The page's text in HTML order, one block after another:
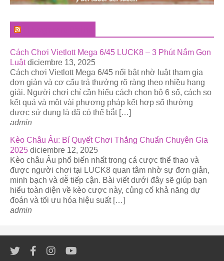
Cách Chơi Vietlott Mega 6/45 LUCK8 – 3 Phút Nắm Gọn
Luật diciembre 13, 2025
Cách chơi Vietlott Mega 6/45 nổi bật nhờ luật tham gia
đơn giản và cơ cấu trả thưởng rõ ràng theo nhiều hạng
giải. Người chơi chỉ cần hiểu cách chọn bộ 6 số, cách so
kết quả và một vài phương pháp kết hợp số thường
được sử dụng là đã có thể bắt […]
admin
Kèo Châu Âu: Bí Quyết Chơi Thắng Chuẩn Chuyên Gia
2025 diciembre 12, 2025
Kèo châu Âu phổ biến nhất trong cá cược thể thao và
được người chơi tại LUCK8 quan tâm nhờ sự đơn giản,
minh bạch và dễ tiếp cận. Bài viết dưới đây sẽ giúp bạn
hiểu toàn diện về kèo cược này, củng cố khả năng dự
đoán và tối ưu hóa hiệu suất […]
admin